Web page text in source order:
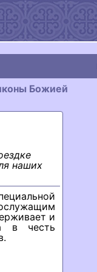
Божией
наших
и
в честь